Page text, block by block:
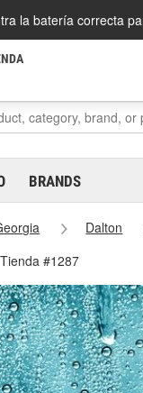
la batería correcta
BRANDS
Dalton
#1287